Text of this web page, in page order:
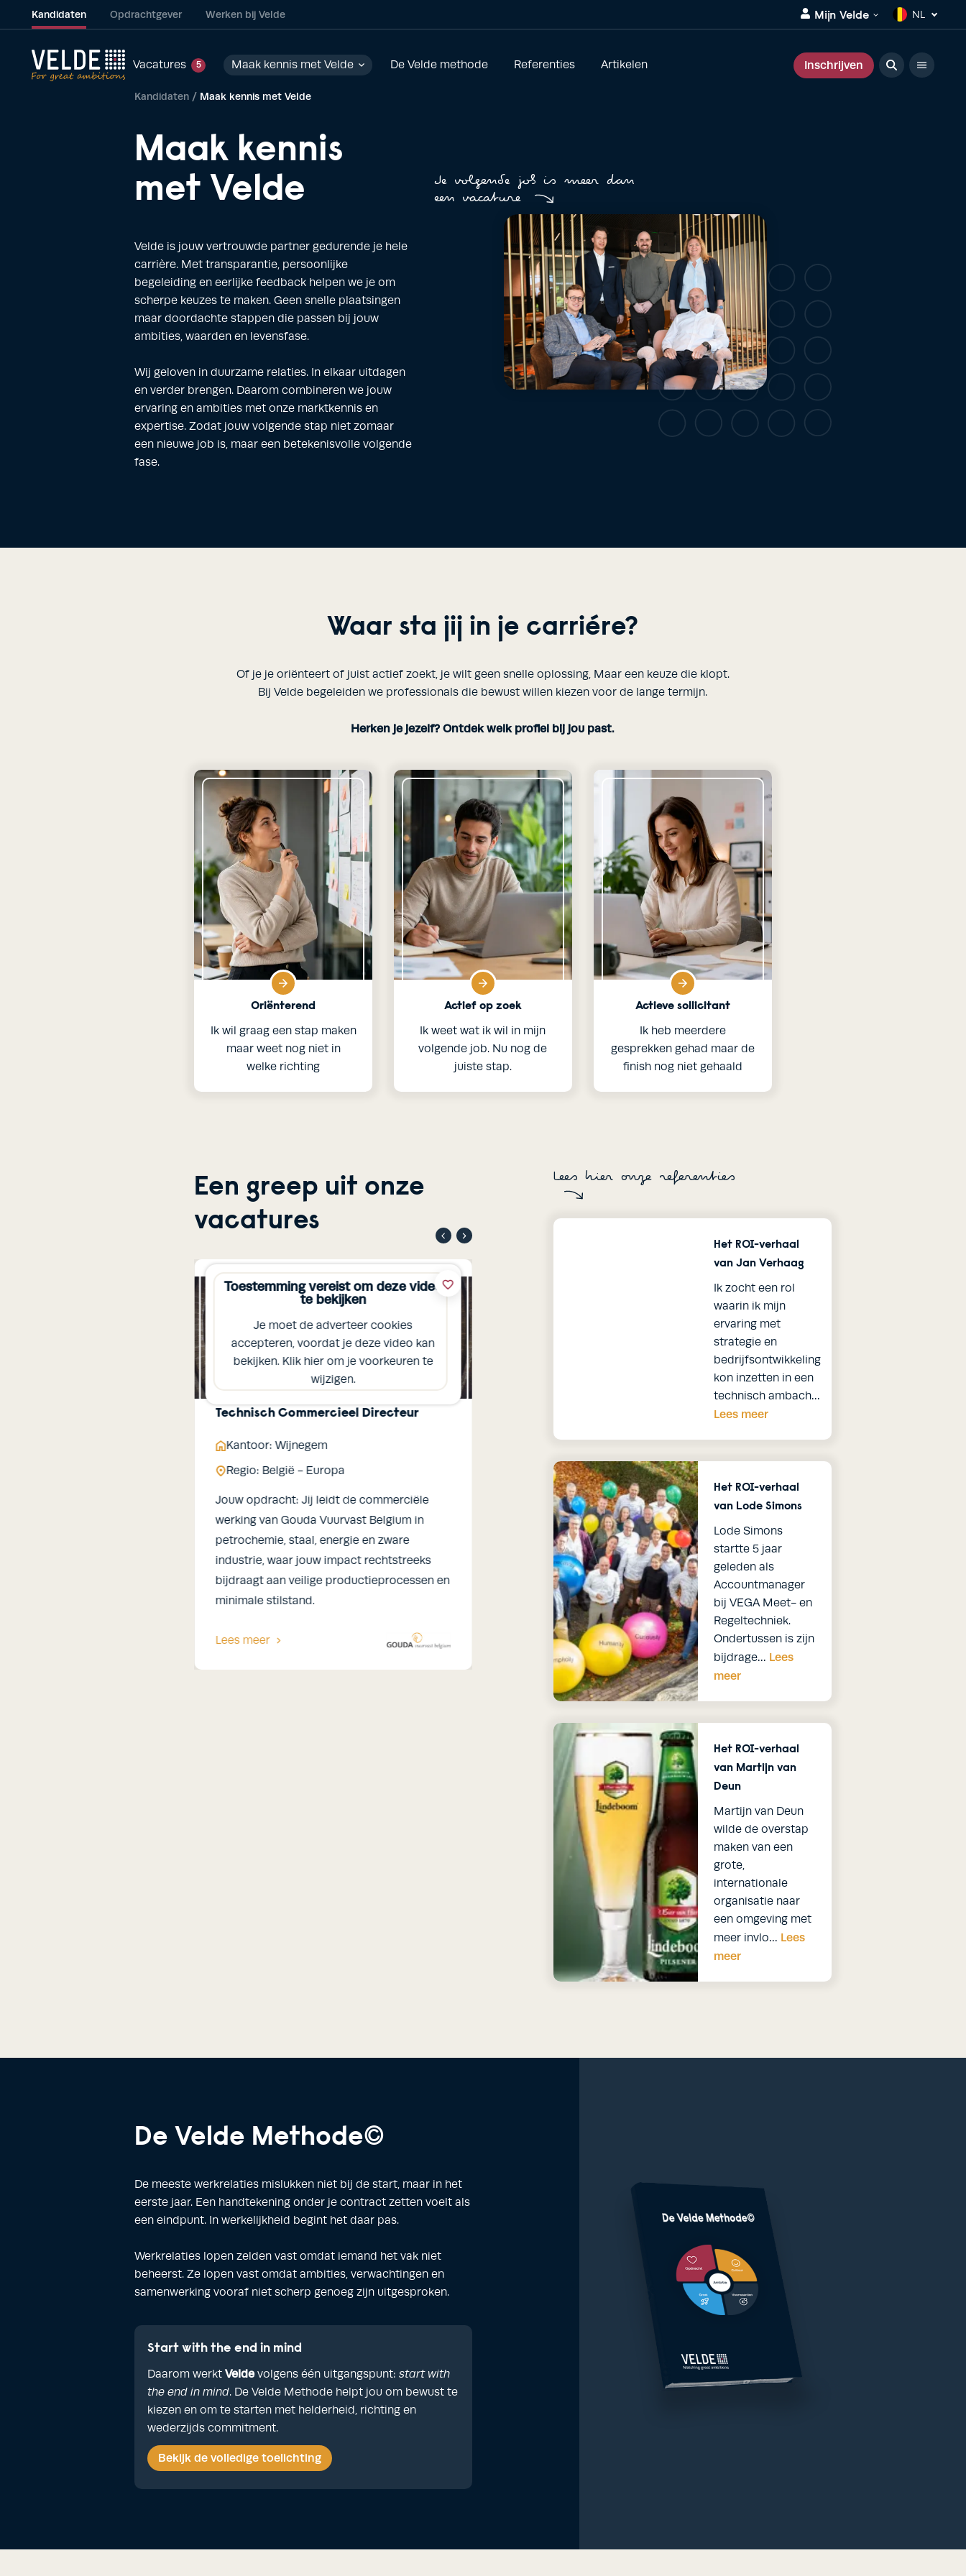
Kandidaten Opdrachtgever Werken bij Velde Mijn Velde NL
Vacatures 5 Maak kennis met Velde De Velde methode Referenties Artikelen Inschrijven
Kandidaten / Maak kennis met Velde
Maak kennis
met Velde
Velde is jouw vertrouwde partner gedurende je hele
carrière. Met transparantie, persoonlijke
begeleiding en eerlijke feedback helpen we je om
scherpe keuzes te maken. Geen snelle plaatsingen
maar doordachte stappen die passen bij jouw
ambities, waarden en levensfase.
Wij geloven in duurzame relaties. In elkaar uitdagen
en verder brengen. Daarom combineren we jouw
ervaring en ambities met onze marktkennis en
expertise. Zodat jouw volgende stap niet zomaar
een nieuwe job is, maar een betekenisvolle volgende
fase.
Je volgende job is meer dan
een vacature
Waar sta jij in je carriére?
Of je je oriënteert of juist actief zoekt, je wilt geen snelle oplossing, Maar een keuze die klopt.
Bij Velde begeleiden we professionals die bewust willen kiezen voor de lange termijn.
Herken je jezelf? Ontdek welk profiel bij jou past.
Oriënterend
Ik wil graag een stap maken
maar weet nog niet in
welke richting
Actief op zoek
Ik weet wat ik wil in mijn
volgende job. Nu nog de
juiste stap.
Actieve sollicitant
Ik heb meerdere
gesprekken gehad maar de
finish nog niet gehaald
Een greep uit onze
vacatures
Toestemming vereist om deze video
te bekijken
Je moet de adverteer cookies
accepteren, voordat je deze video kan
bekijken. Klik hier om je voorkeuren te
wijzigen.
Technisch Commercieel Directeur
Kantoor: Wijnegem
Regio: België - Europa
Jouw opdracht: Jij leidt de commerciële
werking van Gouda Vuurvast Belgium in
petrochemie, staal, energie en zware
industrie, waar jouw impact rechtstreeks
bijdraagt aan veilige productieprocessen en
minimale stilstand.
Lees meer
Toestemming vereist om deze video
accepteren, voordat je deze video kan
bekijken. Klik hier om je voorkeuren te
Regio: Europa
Het is jouw opdracht om de groei van Onyx
Healthcare in Europa en wereldwijd te
versnellen door duurzame klantrelaties op
te bouwen en nieuwe kansen te benutten
Lees meer
Regio: België - Europa
Lees meer
Lees hier onze referenties
Het ROI-verhaal
van Jan Verhaag
Ik zocht een rol
waarin ik mijn
ervaring met
strategie en
bedrijfsontwikkeling
kon inzetten in een
technisch ambach…
Lees meer
Het ROI-verhaal
van Lode Simons
Lode Simons
startte 5 jaar
geleden als
Accountmanager
bij VEGA Meet- en
Regeltechniek.
Ondertussen is zijn
bijdrage… Lees
meer
Het ROI-verhaal
van Martijn van
Deun
Martijn van Deun
wilde de overstap
maken van een
grote,
internationale
organisatie naar
een omgeving met
meer invlo… Lees
meer
De Velde Methode©
De meeste werkrelaties mislukken niet bij de start, maar in het
eerste jaar. Een handtekening onder je contract zetten voelt als
een eindpunt. In werkelijkheid begint het daar pas.
Werkrelaties lopen zelden vast omdat iemand het vak niet
beheerst. Ze lopen vast omdat ambities, verwachtingen en
samenwerking vooraf niet scherp genoeg zijn uitgesproken.
Start with the end in mind
Daarom werkt Veldevolgens één uitgangspunt: start with
the end in mind. De Velde Methode helpt jou om bewust te
kiezen en om te starten met helderheid, richting en
wederzijds commitment.
Bekijk de volledige toelichting